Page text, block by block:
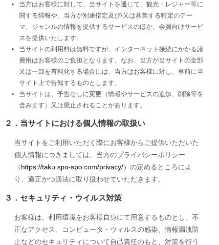
当方はお客様に対して、当サイトを通じて、観光・レジャー等に
関する情報や、当方が別途指定及び/又は募集する特定のテー
マ、ジャンルの情報を提供するサービスのほか、会員向けサービ
スを提供いたします。
当サイトの利用料は無料ですが、インターネット接続にかかる諸
費用はお客様のご負担となります。なお、当方が当サイトの全部
又は一部を有料化する場合には、当方はお客様に対し、事前に当
サイト上で告知するものとします。
当サイトは、予告なしに変更（情報やサービスの追加、削除等を
含みます）又は廃止されることがあります。
２．当サイトにおける個人情報の取扱い
当サイトをご利用いただく際にお客様からご提供いただいた
個人情報につきましては、当方のプライバシーポリシー
（https://taku.spo-spo.com/privacy/）の定めるところによ
り、適正かつ適法に取り扱わせていただきます。
３．セキュリティ・ウイルス対策
お客様は、利用環境をお客様自身にて用意するものとし、不
正なアクセス、コンピュータ・ウィルスの感染、情報漏洩防
止などのセキュリティについて自己責任のもと、対策を行う